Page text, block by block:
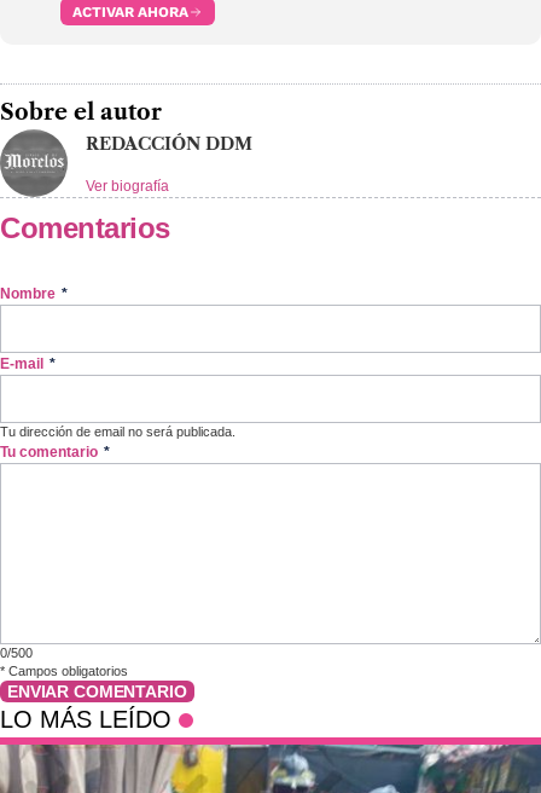
ACTIVAR AHORA
Sobre el autor
REDACCIÓN DDM
Ver biografía
Comentarios
Nombre *
E-mail *
Tu dirección de email no será publicada.
Tu comentario *
0/500
* Campos obligatorios
ENVIAR COMENTARIO
LO MÁS LEÍDO